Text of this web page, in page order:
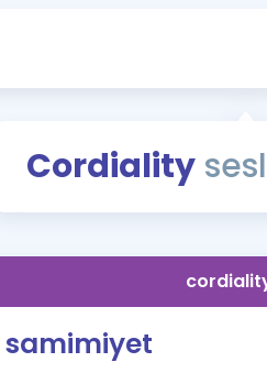
Cordiality
samimiyet